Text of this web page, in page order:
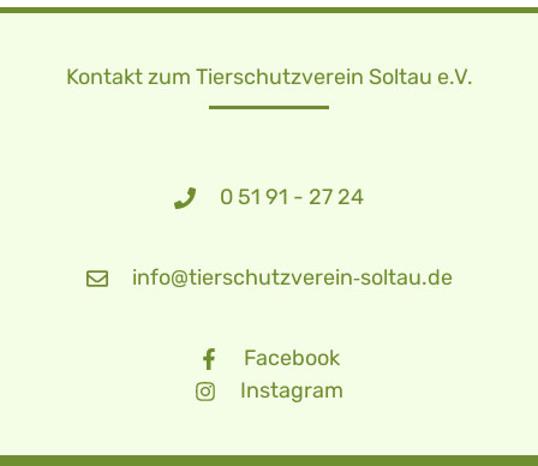
Kontakt zum Tierschutzverein Soltau e.V.
0 51 91 - 27 24
info@tierschutzverein‑soltau.de
Facebook
Instagram